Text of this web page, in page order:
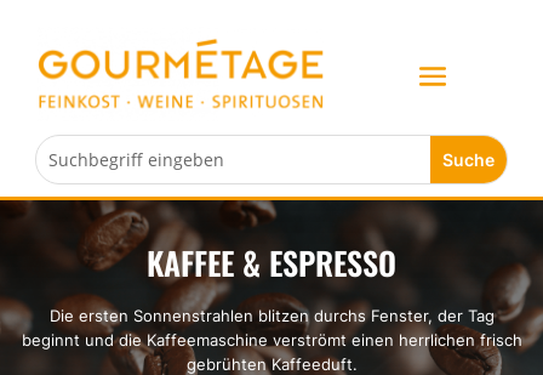
KAFFEE & ESPRESSO
Die ersten Sonnenstrahlen blitzen durchs Fenster, der Tag
beginnt und die Kaffeemaschine verströmt einen herrlichen frisch
gebrühten Kaffeeduft.